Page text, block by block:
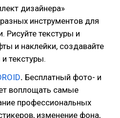
дизайнера»
инструментов для
Рисуйте текстуры и
и наклейки, создавайте
текстуры.
. Бесплатный фото- и
воплощать самые
профессиональных
изменение фона,